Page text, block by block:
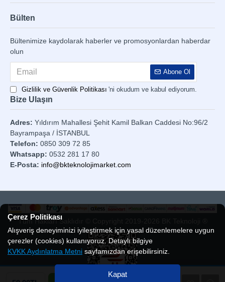
Bülten
Bültenimize kaydolarak haberler ve promosyonlardan haberdar
olun
Abone Ol
Gizlilik ve Güvenlik Politikası 'ni okudum ve kabul ediyorum.
Bize Ulaşın
Adres: Yıldırım Mahallesi Şehit Kamil Balkan Caddesi No:96/2
Bayrampaşa / İSTANBUL
Telefon: 0850 309 72 85
Whatsapp: 0532 281 17 80
E-Posta: info@bkteknolojimarket.com
Tüm Hakları Saklıdır © Copyright 2019-2026 BK Teknoloji ®
Kapat
Çerez Politikası
Alışveriş deneyiminizi iyileştirmek için yasal düzenlemelere uygun
çerezler (cookies) kullanıyoruz. Detaylı bilgiye
KVKK Aydınlatma Metni sayfamızdan erişebilirsiniz.